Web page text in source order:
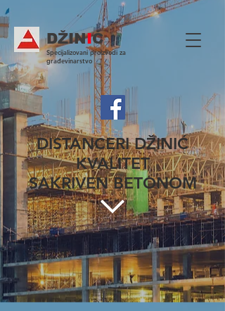
DŽINIĆ
Specijalizovani proizvodi za
građevinarstvo
DISTANCERI DŽINIĆ
KVALITET
SAKRIVEN BETONOM